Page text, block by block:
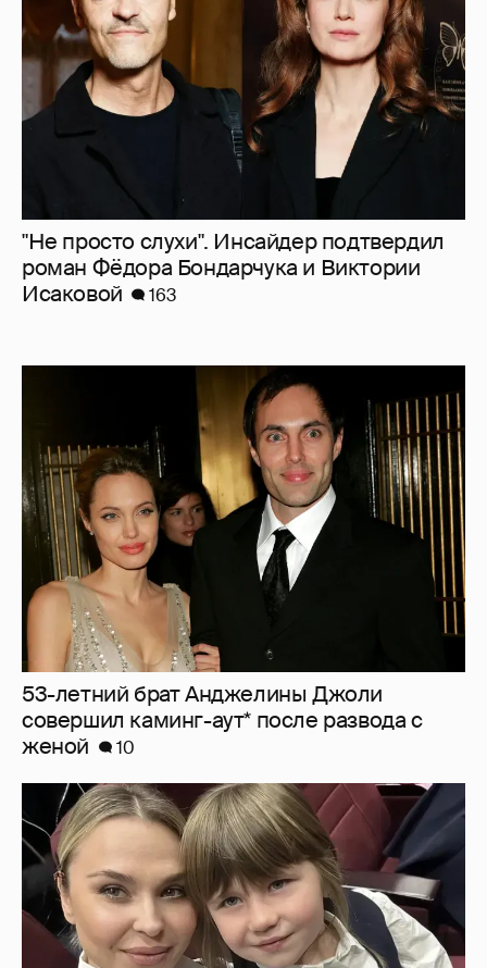
"Не просто слухи". Инсайдер подтвердил
роман Фёдора Бондарчука и Виктории
Исаковой
163
53-летний брат Анджелины Джоли
совершил каминг-аут* после развода с
женой
10